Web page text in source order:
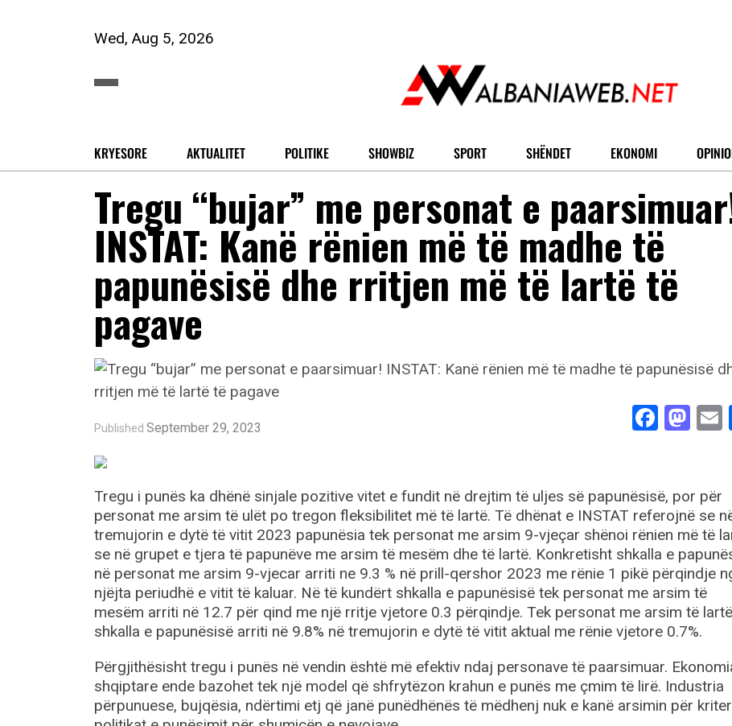
Wed, Aug 5, 2026
KRYESORE AKTUALITET POLITIKE SHOWBIZ SPORT SHËNDET EKONOMI
Tregu “bujar” me personat e
INSTAT: Kanë rënien më të madhe të
papunësisë dhe rritjen më të lartë të
pagave
Published September 29, 2023
Tregu i punës ka dhënë sinjale pozitive vitet e fundit në drejtim të uljes së papunësisë, por për
personat me arsim të ulët po tregon fleksibilitet më të lartë. Të dhënat e INSTAT referojnë se
tremujorin e dytë të vitit 2023 papunësia tek personat me arsim 9-vjeçar shënoi rënien më të
se në grupet e tjera të papunëve me arsim të mesëm dhe të lartë. Konkretisht shkalla e
në personat me arsim 9-vjecar arriti ne 9.3 % në prill-qershor 2023 me rënie 1 pikë përqindje
njëjta periudhë e vitit të kaluar. Në të kundërt shkalla e papunësisë tek personat me arsim të
mesëm arriti në 12.7 për qind me një rritje vjetore 0.3 përqindje. Tek personat me arsim të lartë
shkalla e papunësisë arriti në 9.8% në tremujorin e dytë të vitit aktual me rënie vjetore 0.7%.
Përgjithësisht tregu i punës në vendin është më efektiv ndaj personave të paarsimuar.
shqiptare ende bazohet tek një model që shfrytëzon krahun e punës me çmim të lirë. Industria
përpunuese, bujqësia, ndërtimi etj që janë punëdhënës të mëdhenj nuk e kanë arsimin për